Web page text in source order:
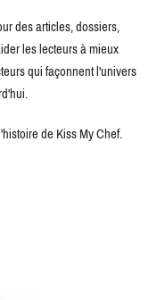
des articles, dossiers,
les lecteurs à mieux
qui façonnent l'univers
de Kiss My Chef.